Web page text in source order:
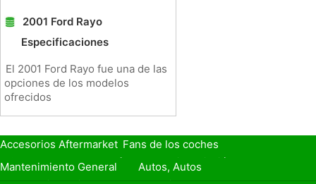
2001 Ford Rayo
Especificaciones
El 2001 Ford Rayo fue una de las
opciones de los modelos
ofrecidos
Accesorios Aftermarket Fans de los coches
Seguro de Coche
Préstamos y Financiación
Mantenimiento General
Autos, Autos